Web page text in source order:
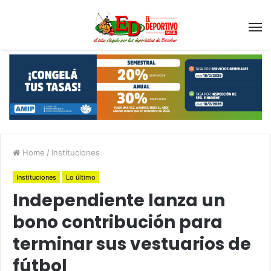
Home / Instituciones
Instituciones Lo último
Independiente lanza un
bono contribución para
terminar sus vestuarios de
fútbol